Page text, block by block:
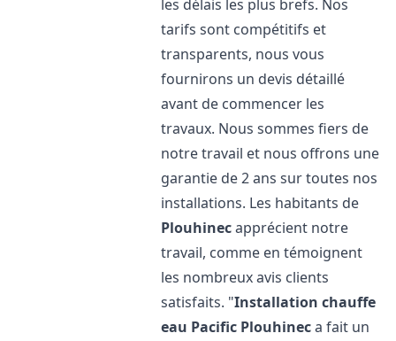
les délais les plus brefs. Nos
tarifs sont compétitifs et
transparents, nous vous
fournirons un devis détaillé
avant de commencer les
travaux. Nous sommes fiers de
notre travail et nous offrons une
garantie de 2 ans sur toutes nos
installations. Les habitants de
Plouhinecapprécient notre
travail, comme en témoignent
les nombreux avis clients
satisfaits. "Installation chauffe
eau Pacific Plouhineca fait un